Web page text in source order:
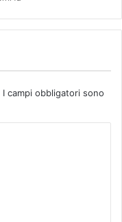
I campi obbligatori sono